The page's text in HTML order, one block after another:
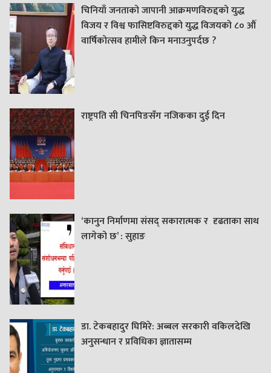
चिनियाँ जनताको जापानी आक्रमणविरुद्दको युद्ध
विजय र विश्व फासिष्टविरुद्दको युद्ध विजयको ८० औं
वार्षिकोत्सव हामीले किन मनाउनुपर्दछ ?
राष्ट्रपति सी चिनपिङसँग नजिकका दुई दिन
‘कानुन निर्माणमा संसद् सकारात्मक र दृढताका साथ
लागेको छ’ : सुहाङ
डा. टेकबहादुर घिमिरे: अब्बल सरकारी वकिलदेखि
अनुसन्धान र प्रविधिका ज्ञातासम्म